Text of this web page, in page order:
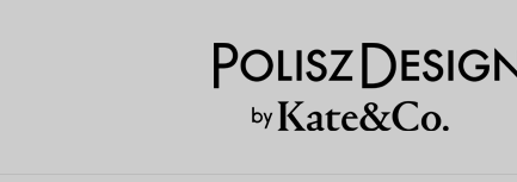
Polisz
Design